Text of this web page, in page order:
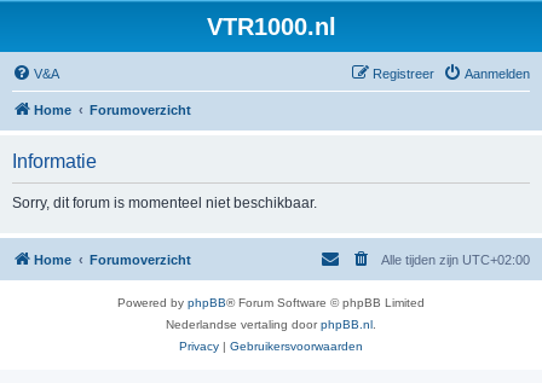
VTR1000.nl
V&A Aanmelden
Registreer
Home Forumoverzicht
Informatie
Sorry, dit forum is momenteel niet beschikbaar.
Home Forumoverzicht Alle tijden zijn UTC+02:00
Powered by phpBB® Forum Software © phpBB Limited
Nederlandse vertaling doorphpBB.nl
Privacy | Gebruikersvoorwaarden